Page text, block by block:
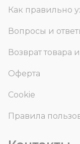
Как правильно
Вопросы и
Возврат товара
Оферта
Cookie
Правила